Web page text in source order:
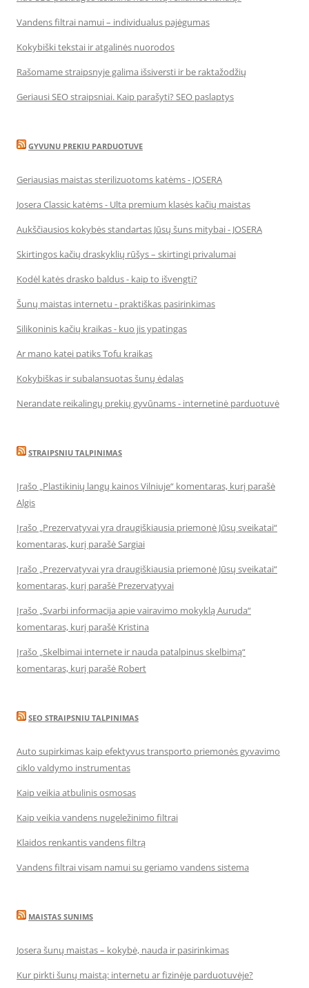
Vandens filtrai namui – individualus pajėgumas
Kokybiški tekstai ir atgalinės nuorodos
Rašomame straipsnyje galima išsiversti ir be raktažodžių
Geriausi SEO straipsniai. Kaip parašyti? SEO paslaptys
GYVUNU PREKIU PARDUOTUVE
Geriausias maistas sterilizuotoms katėms - JOSERA
Josera Classic katėms - Ulta premium klasės kačių maistas
Aukščiausios kokybės standartas Jūsų šuns mitybai - JOSERA
Skirtingos kačių draskyklių rūšys – skirtingi privalumai
Kodėl katės drasko baldus - kaip to išvengti?
Šunų maistas internetu - praktiškas pasirinkimas
Silikoninis kačių kraikas - kuo jis ypatingas
Ar mano katei patiks Tofu kraikas
Kokybiškas ir subalansuotas šunų ėdalas
Nerandate reikalingų prekių gyvūnams - internetinė parduotuvė
STRAIPSNIU TALPINIMAS
Įrašo „Plastikinių langų kainos Vilniuje“ komentaras, kurį parašė
Algis
Įrašo „Prezervatyvai yra draugiškiausia priemonė Jūsų sveikatai“
komentaras, kurį parašė Sargiai
Įrašo „Prezervatyvai yra draugiškiausia priemonė Jūsų sveikatai“
komentaras, kurį parašė Prezervatyvai
Įrašo „Svarbi informacija apie vairavimo mokyklą Auruda“
komentaras, kurį parašė Kristina
Įrašo „Skelbimai internete ir nauda patalpinus skelbimą“
komentaras, kurį parašė Robert
SEO STRAIPSNIU TALPINIMAS
Auto supirkimas kaip efektyvus transporto priemonės gyvavimo
ciklo valdymo instrumentas
Kaip veikia atbulinis osmosas
Kaip veikia vandens nugeležinimo filtrai
Klaidos renkantis vandens filtrą
Vandens filtrai visam namui su geriamo vandens sistema
MAISTAS SUNIMS
Josera šunų maistas – kokybė, nauda ir pasirinkimas
Kur pirkti šunų maistą: internetu ar fizinėje parduotuvėje?